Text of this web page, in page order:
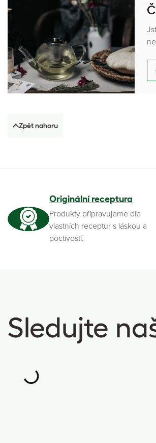
Zpět nahoru
Originální receptura
Produkty připravujeme dle
vlastních receptur s láskou a
poctivostí.
Sledujte